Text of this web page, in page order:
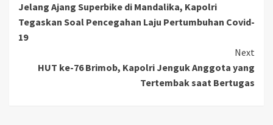
Jelang Ajang Superbike di Mandalika, Kapolri
Tegaskan Soal Pencegahan Laju Pertumbuhan Covid-
19
Next
HUT ke-76 Brimob, Kapolri Jenguk Anggota yang
Tertembak saat Bertugas